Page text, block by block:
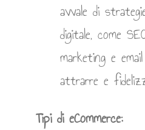
avvale di
digitale, come
marketing e
attrarre e
Tipi di eCommerce: